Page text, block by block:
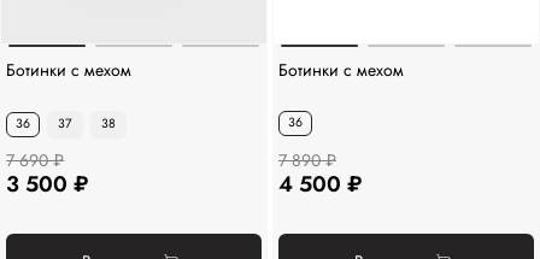
Ботинки с мехом
36 37 38
7 690 ₽
3 500 ₽
Ботинки с мехом
36
7 890 ₽
4 500 ₽